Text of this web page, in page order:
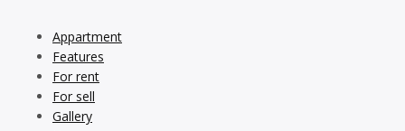
Appartment
Features
For rent
For sell
Gallery